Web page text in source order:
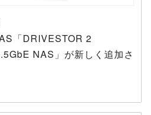
「DRIVESTOR 2
NAS」が新しく追加さ